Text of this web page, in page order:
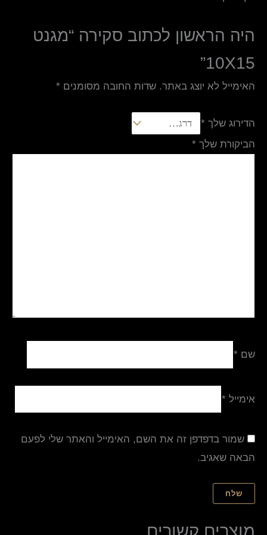
היה הראשון לכתוב סקירה “מגנט
10X15”
האימייל לא יוצג באתר. שדות החובה מסומנים *
הדירוג שלך *
הביקורת שלך *
שם *
אימייל *
שמור בדפדפן זה את השם, האימייל והאתר שלי לפעם
הבאה שאגיב.
מוצרים קשורים